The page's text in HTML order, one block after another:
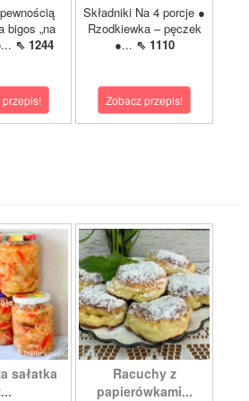
bigos „na
⇖ 1244
Składniki Na 4 porcje ●
Rzodkiewka – pęczek
●... ⇖ 1110
Zobacz przepis!
sałatka
Racuchy z
papierówkami...